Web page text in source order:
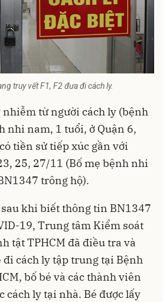
truy vết F1, F2 đưa đi cách ly.
từ người cách ly (bệnh
nhi nam, 1 tuổi, ở Quận 6,
tiền sử tiếp xúc gần với
25, 27/11 (Bố mẹ bệnh nhi
trông hộ).
khi biết thông tin BN1347
19, Trung tâm Kiểm soát
tật TPHCM đã điều tra và
đi cách ly tập trung tại Bệnh
bố bé và các thành viên
cách ly tại nhà. Bé được lấy